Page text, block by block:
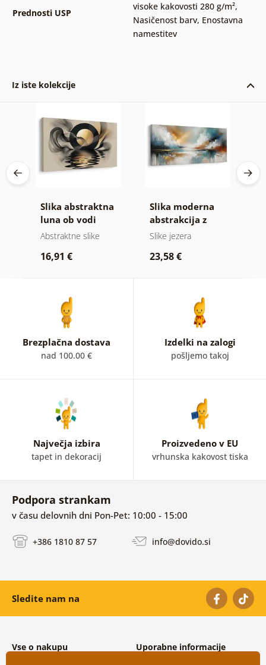
Prednosti USP
visoke kakovosti 280 g/m²,
Nasičenost barv, Enostavna
namestitev
Iz iste kolekcije
Slika abstraktna
luna ob vodi
Abstraktne slike
16,91 €
Slika moderna
abstrakcija z
naravo
Slike jezera
23,58 €
Brezplačna dostava
nad 100.00 €
Izdelki na zalogi
pošljemo takoj
Največja izbira
tapet in dekoracij
Proizvedeno v EU
vrhunska kakovost tiska
Podpora strankam
v času delovnih dni Pon-Pet: 10:00 - 15:00
+386 1810 87 57 info@dovido.si
Sledite nam na
Vse o nakupu Uporabne informacije